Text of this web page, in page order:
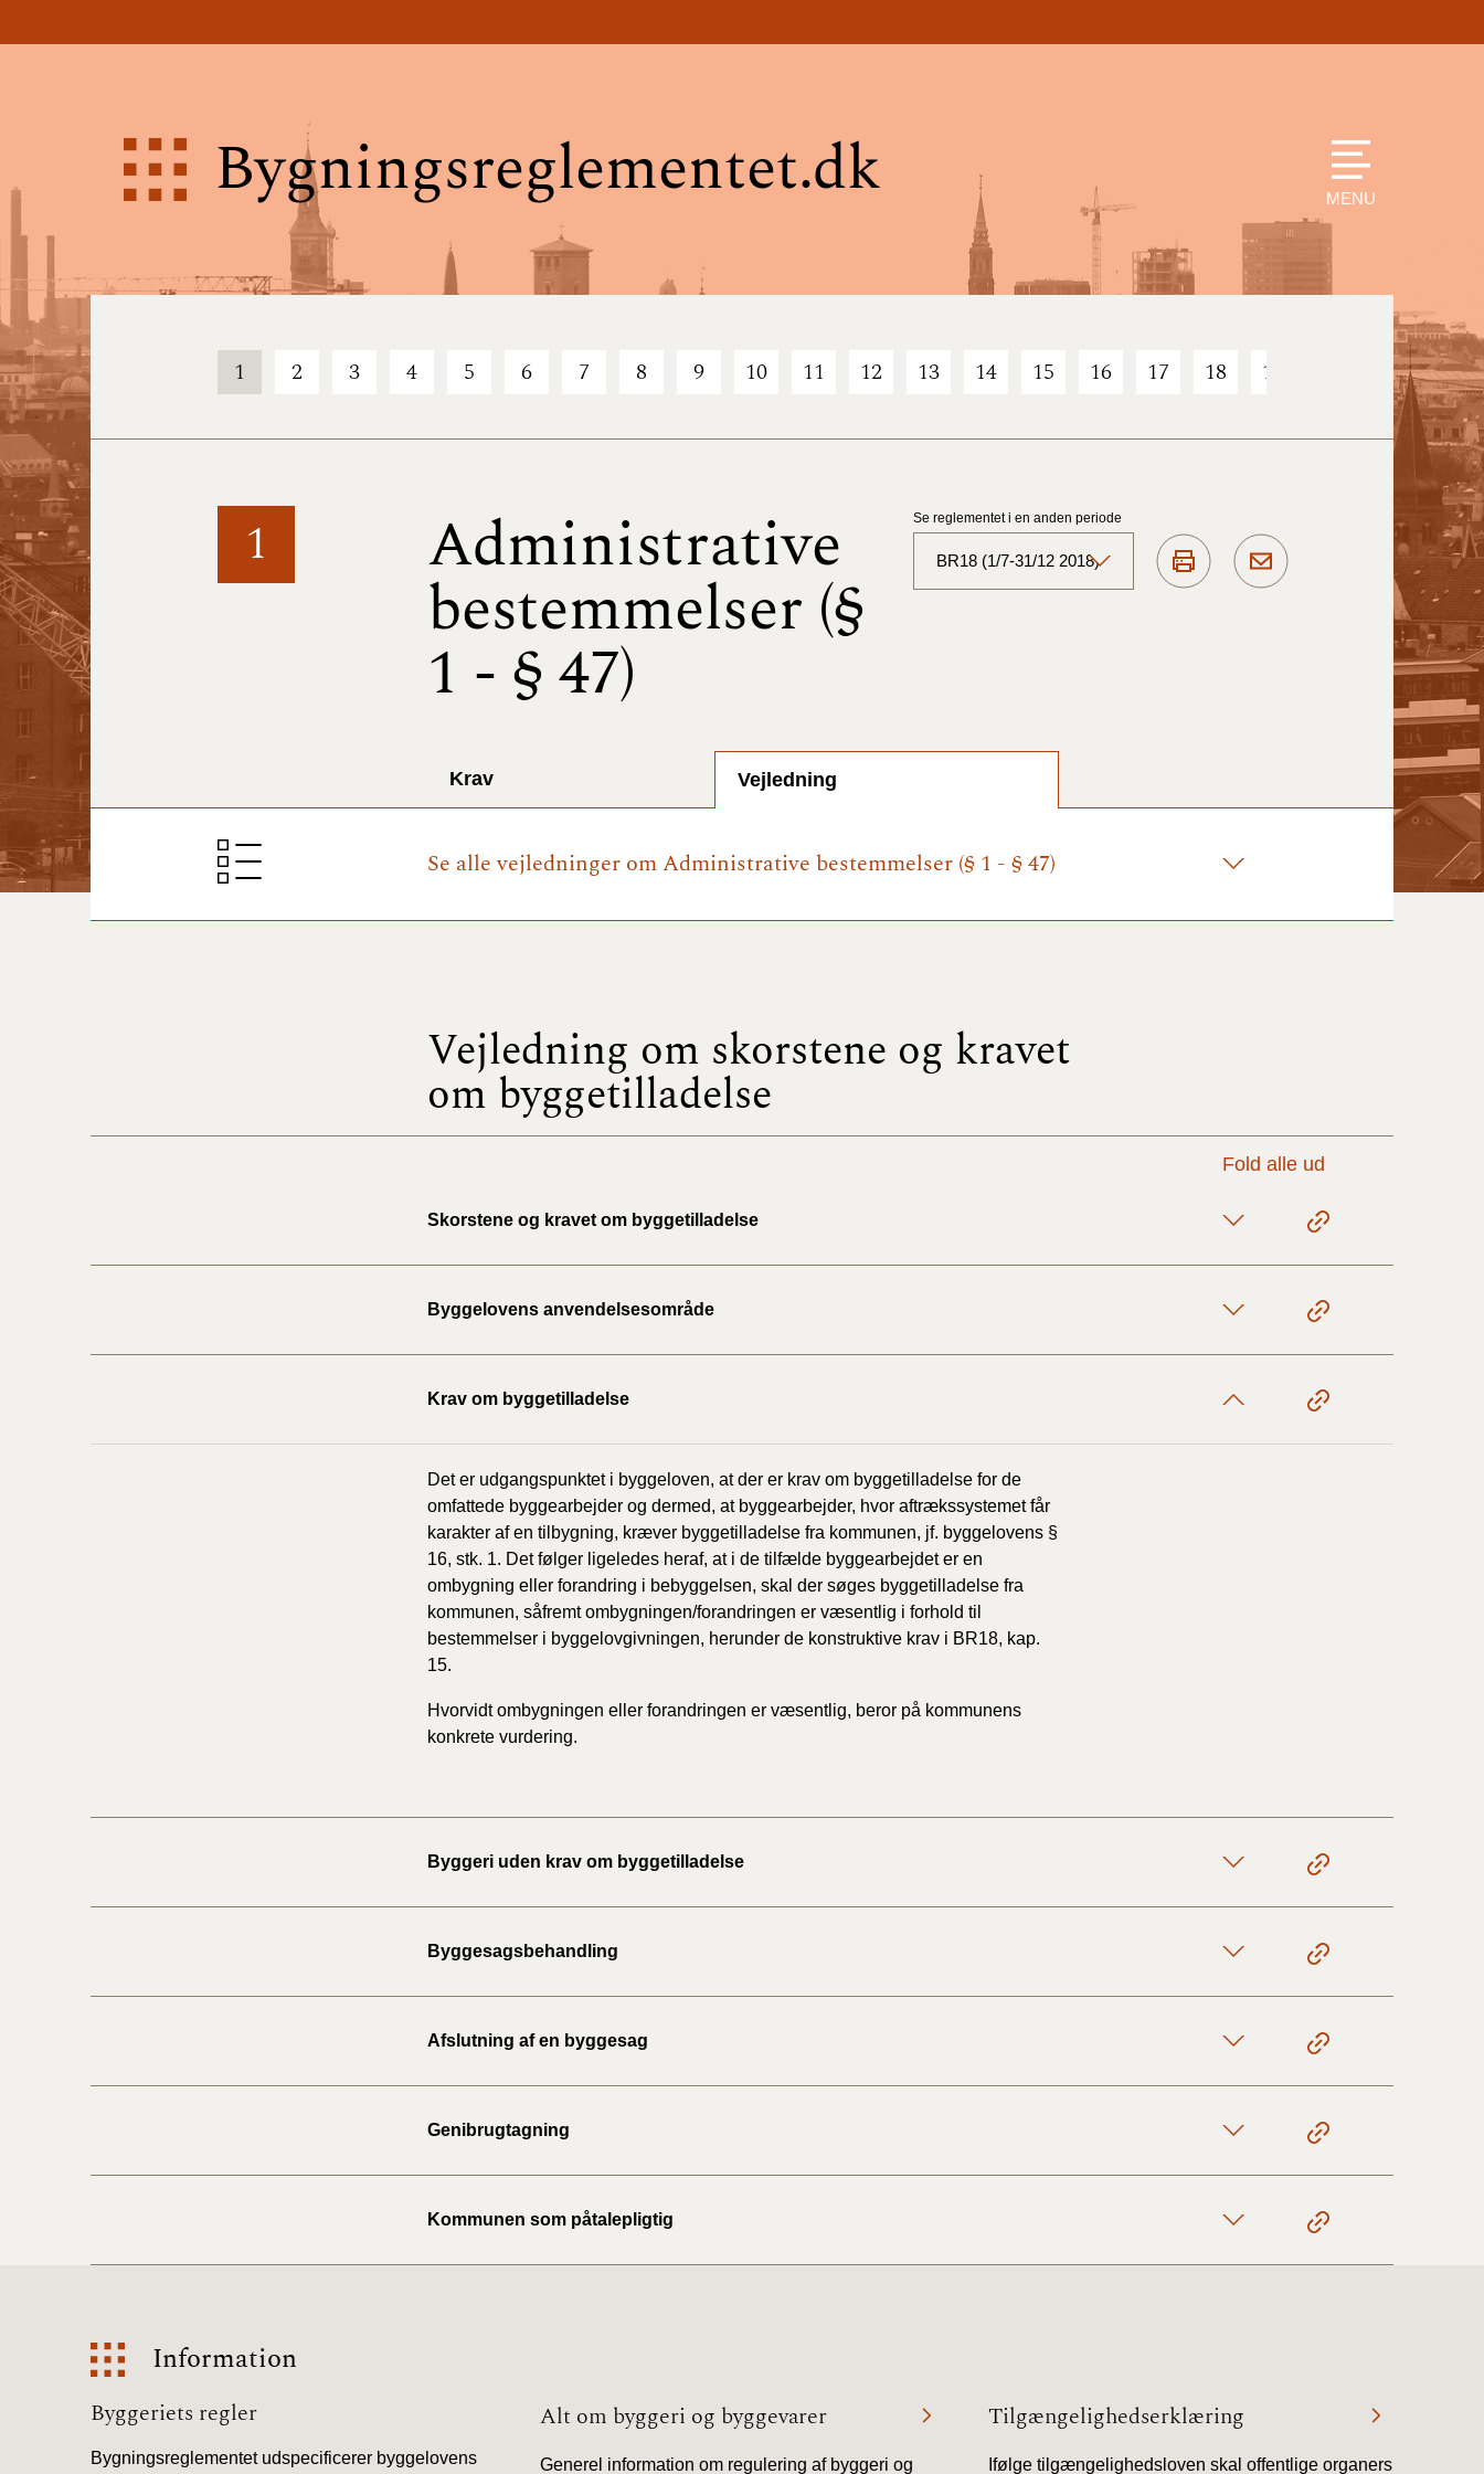
Bygningsreglementet.dk MENU
1 2 3 4 5 6 7 8 9 10 11 12 13 14 15 16 17 18 19 21 22
1 Administrative
bestemmelser (§
1 - § 47)
Se reglementet i en anden periode
BR18 (1/7-31/12 2018)
BR18 (1/1-30/6 2025)
BR18 (1/7- 31/12
BR18 (17/9 - 31/12
2022)
2022)
BR18 (29/6 - 31/12
BR18 (10/3-30/6
2020)
BR18 (1/1-9/3 2020)
BR18 (4/7-31/12
2019)
Krav Vejledning
Se alle vejledninger om Administrative bestemmelser (§ 1 - § 47)
Vejledning om skorstene og kravet
om byggetilladelse
Fold alle ud
Skorstene og kravet om byggetilladelse
Byggelovens anvendelsesområde
Krav om byggetilladelse
Det er udgangspunktet i byggeloven, at der er krav om byggetilladelse for de
omfattede byggearbejder og dermed, at byggearbejder, hvor aftrækssystemet får
karakter af en tilbygning, kræver byggetilladelse fra kommunen, jf. byggelovens §
16, stk. 1. Det følger ligeledes heraf, at i de tilfælde byggearbejdet er en
ombygning eller forandring i bebyggelsen, skal der søges byggetilladelse fra
kommunen, såfremt ombygningen/forandringen er væsentlig i forhold til
bestemmelser i byggelovgivningen, herunder de konstruktive krav i BR18, kap.
15.
Hvorvidt ombygningen eller forandringen er væsentlig, beror på kommunens
konkrete vurdering.
Byggeri uden krav om byggetilladelse
Byggesagsbehandling
Afslutning af en byggesag
Genibrugtagning
Kommunen som påtalepligtig
Information
Information
Byggeriets regler
Bygningsreglementet udspecificerer byggelovens
Alt om byggeri og byggevarer
Generel information om regulering af byggeri og
Tilgængelighedserklæring
Ifølge tilgængelighedsloven skal offentlige organers